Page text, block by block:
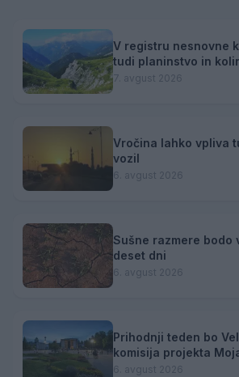
V registru nesnovne
tudi planinstvo in
7. avgust 2026
Vročina lahko vpliva
vozil
6. avgust 2026
Sušne razmere bodo
deset dni
6. avgust 2026
Prihodnji teden bo
komisija projekta
gostoljubnosti
6. avgust 2026